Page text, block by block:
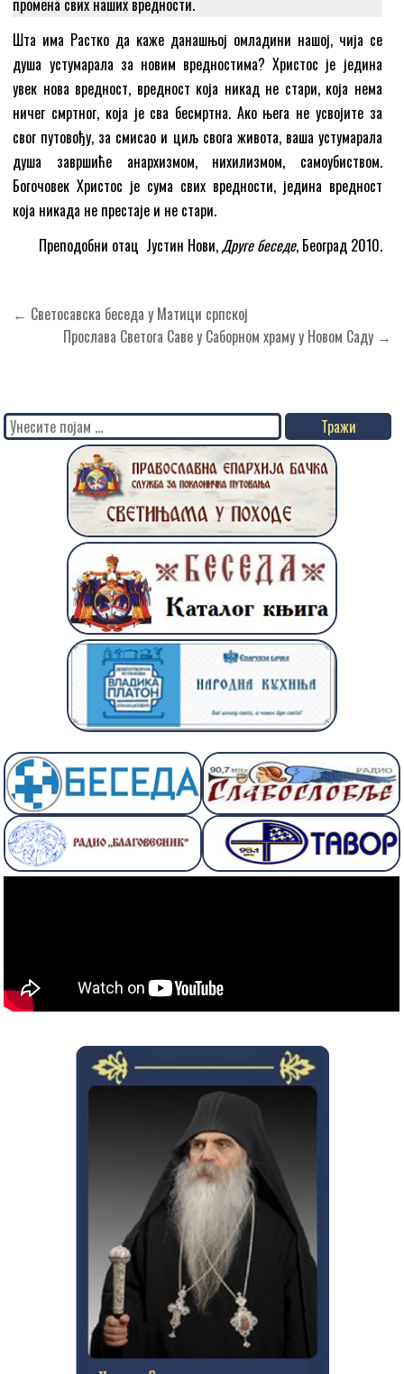
промена свих наших вредности.
Шта има Растко да каже данашњој омладини нашој, чија се
душа устумарала за новим вредностима? Христос је једина
увек нова вредност, вредност која никад не стари, која нема
ничег смртног, која је сва бесмртна. Ако њега не усвојите за
свог путовођу, за смисао и циљ свога живота, ваша устумарала
душа завршиће анархизмом, нихилизмом, самоубиством.
Богочовек Христос је сума свих вредности, једина вредност
која никада не престаје и не стари.
Преподобни отац Јустин Нови,Друге беседе, Београд 2010.
Кретање
чланка
← Светосавска беседа у Матици српској
Прослава Светога Саве у Саборном храму у Новом Саду →
Search
for: